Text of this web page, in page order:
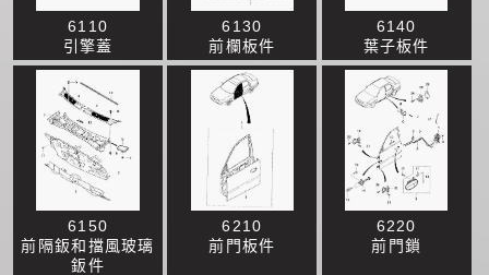
6110
引擎蓋
6130
前欄板件
6140
葉子板件
6150
前隔鈑和擋風玻璃
鈑件
6210
前門板件
6220
前門鎖